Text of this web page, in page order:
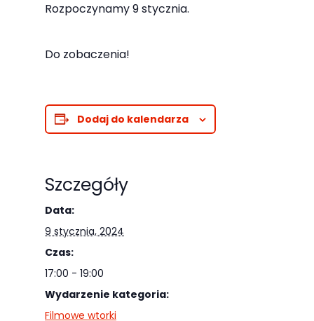
Rozpoczynamy 9 stycznia.
Do zobaczenia!
Dodaj do kalendarza
Szczegóły
Data:
9 stycznia, 2024
Czas:
17:00 - 19:00
Wydarzenie kategoria:
Filmowe wtorki
odwiedzania naszej
szansę na
treści i ofert.